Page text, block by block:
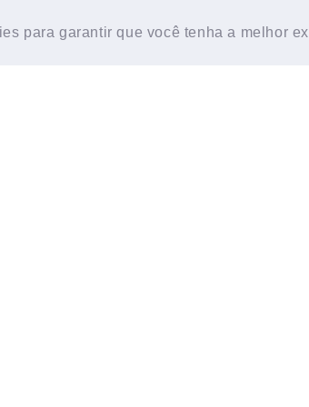
para garantir que você tenha a melhor
para garantir que você tenha a melhor
SOBRE TESTE DE